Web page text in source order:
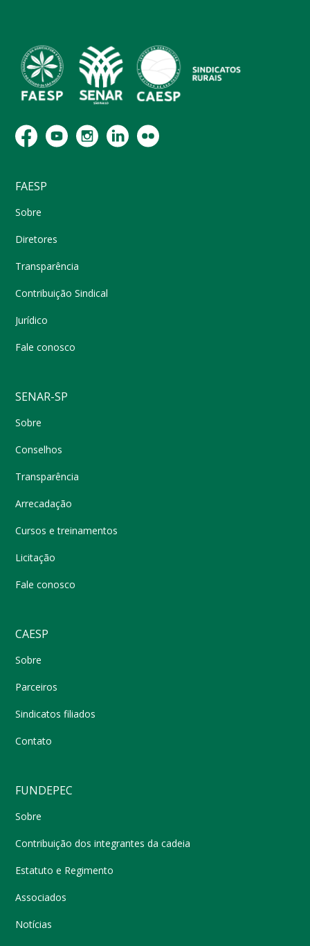
FAESP
Sobre
Diretores
Transparência
Contribuição Sindical
Jurídico
Fale conosco
SENAR-SP
Sobre
Conselhos
Transparência
Arrecadação
Cursos e treinamentos
Licitação
Fale conosco
CAESP
Sobre
Parceiros
Sindicatos filiados
Contato
FUNDEPEC
Sobre
Contribuição dos integrantes da cadeia
Estatuto e Regimento
Associados
Notícias